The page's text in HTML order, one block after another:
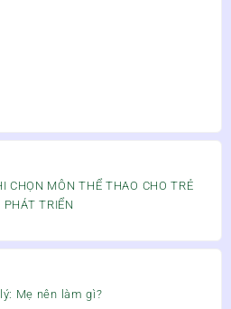
CHỌN MÔN THỂ THAO CHO TRẺ
PHÁT TRIỂN
Mẹ nên làm gì?